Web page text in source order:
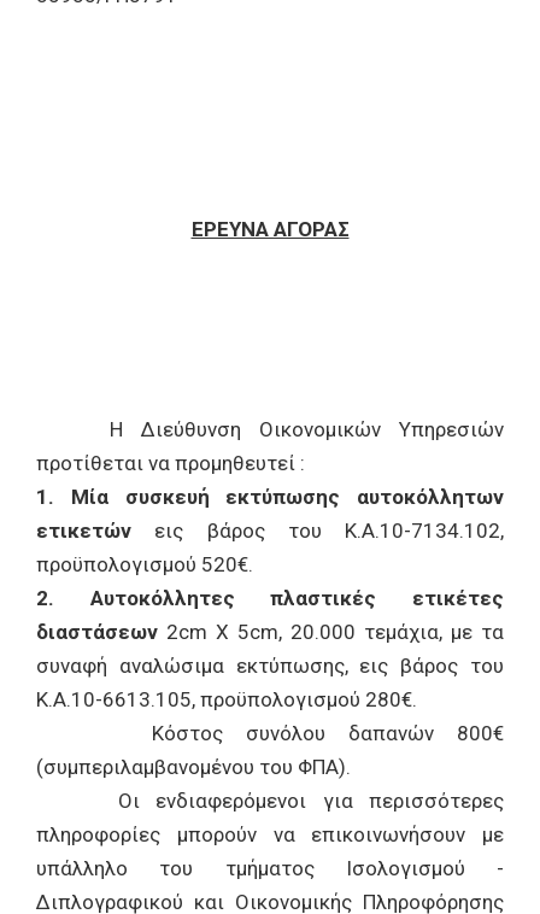
ΕΡΕΥΝΑ ΑΓΟΡΑΣ
Η Διεύθυνση Οικονομικών Υπηρεσιών
προτίθεται να προμηθευτεί :
1.
Μία συσκευή εκτύπωσης αυτοκόλλητων
ετικετών εις βάρος του Κ.Α.10-7134.102,
προϋπολογισμού 520€.
2.
Αυτοκόλλητες πλαστικές ετικέτες
διαστάσεων 2cm X 5cm, 20.000 τεμάχια, με τα
συναφή αναλώσιμα εκτύπωσης, εις βάρος του
Κ.Α.10-6613.105, προϋπολογισμού 280€.
Κόστος συνόλου δαπανών 800€
(συμπεριλαμβανομένου του ΦΠΑ).
Οι ενδιαφερόμενοι για περισσότερες
πληροφορίες μπορούν να επικοινωνήσουν με
υπάλληλο του τμήματος Ισολογισμού -
Διπλογραφικού και Οικονομικής Πληροφόρησης